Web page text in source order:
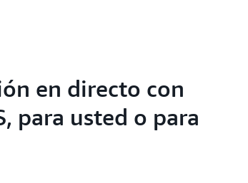
en directo con
para usted o para